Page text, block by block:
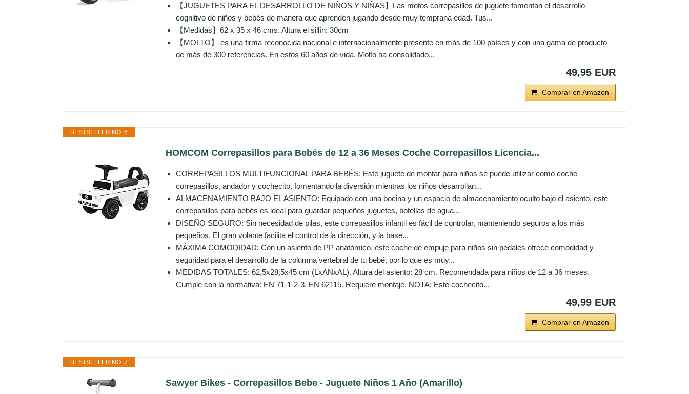
【JUGUETES PARA EL DESARROLLO DE NIÑOS Y NIÑAS】Las motos correpasillos de juguete fomentan el desarrollo
cognitivo de niños y bebés de manera que aprenden jugando desde muy temprana edad. Tus...
【Medidas】62 x 35 x 46 cms. Altura el sillín: 30cm
【MOLTO】 es una firma reconocida nacional e internacionalmente presente en más de 100 países y con una gama de producto
de más de 300 referencias. En estos 60 años de vida, Molto ha consolidado...
49,95 EUR
Comprar en Amazon
BESTSELLER NO. 6
HOMCOM Correpasillos para Bebés de 12 a 36 Meses Coche Correpasillos Licencia...
CORREPASILLOS MULTIFUNCIONAL PARA BEBÉS: Este juguete de montar para niños se puede utilizar como coche
correpasillos, andador y cochecito, fomentando la diversión mientras los niños desarrollan...
ALMACENAMIENTO BAJO EL ASIENTO: Equipado con una bocina y un espacio de almacenamiento oculto bajo el asiento, este
correpasillos para bebés es ideal para guardar pequeños juguetes, botellas de agua...
DISEÑO SEGURO: Sin necesidad de pilas, este correpasillos infantil es fácil de controlar, manteniendo seguros a los más
pequeños. El gran volante facilita el control de la dirección, y la base...
MÁXIMA COMODIDAD: Con un asiento de PP anatómico, este coche de empuje para niños sin pedales ofrece comodidad y
seguridad para el desarrollo de la columna vertebral de tu bebé, por lo que es muy...
MEDIDAS TOTALES: 62,5x28,5x45 cm (LxANxAL). Altura del asiento: 28 cm. Recomendada para niños de 12 a 36 meses.
Cumple con la normativa: EN 71-1-2-3, EN 62115. Requiere montaje. NOTA: Este cochecito...
49,99 EUR
Comprar en Amazon
BESTSELLER NO. 7
Sawyer Bikes - Correpasillos Bebe - Juguete Niños 1 Año (Amarillo)